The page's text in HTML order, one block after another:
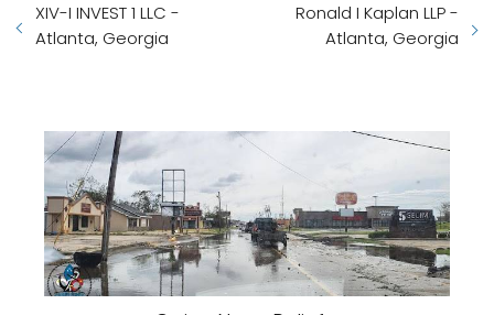
XIV-I INVEST 1 LLC -
Atlanta, Georgia
Ronald I Kaplan LLP -
Atlanta, Georgia